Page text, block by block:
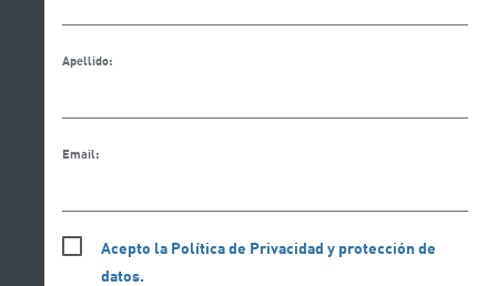
Apellido:
Email:
Acepto la Política de Privacidad y protección de
datos.